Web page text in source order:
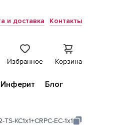
и доставка Контакты
Избранное Корзина
Инферит
Блог
KC1x1+CRPC-EC-1x1